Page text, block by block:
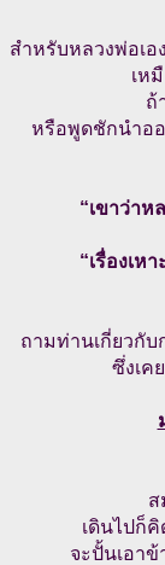
สำหรับหลวงพ่อเ
เห
ถ้
หรือพูดชักนำอ
“เขาว่าห
“เรื่องเห
ถามท่านเกี่ยวกับ
ซึ่งเค
ส
เดินไปก็
จะปั้นเอาข้